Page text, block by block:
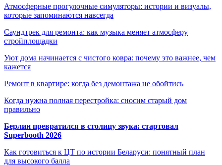
Атмосферные прогулочные симуляторы: истории и визуалы,
которые запоминаются навсегда
Саундтрек для ремонта: как музыка меняет атмосферу
стройплощадки
Уют дома начинается с чистого ковра: почему это важнее, чем
кажется
Ремонт в квартире: когда без демонтажа не обойтись
Когда нужна полная перестройка: сносим старый дом
правильно
Берлин превратился в столицу звука: стартовал
Superbooth 2026
Как готовиться к ЦТ по истории Беларуси: понятный план
для высокого балла